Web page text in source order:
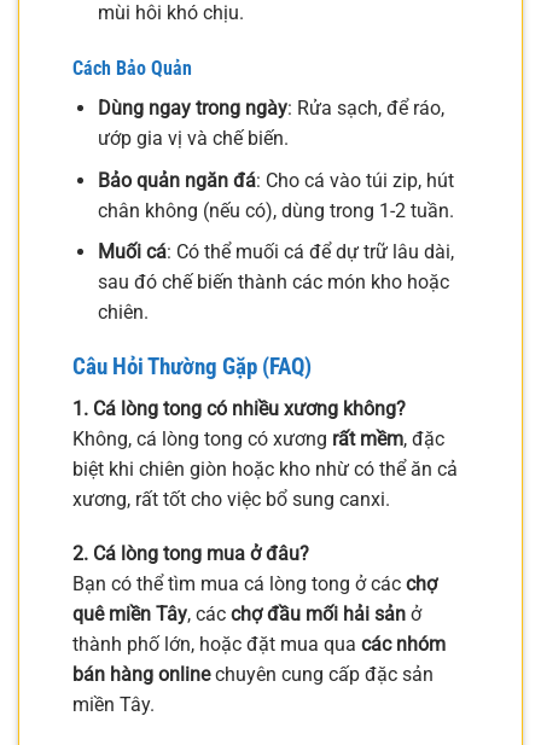
mùi hôi khó chịu.
Cách Bảo Quản
Dùng ngay trong ngày: Rửa sạch, để ráo,
ướp gia vị và chế biến.
Bảo quản ngăn đá: Cho cá vào túi zip, hút
chân không (nếu có), dùng trong 1-2 tuần.
Muối cá: Có thể muối cá để dự trữ lâu dài,
sau đó chế biến thành các món kho hoặc
chiên.
Câu Hỏi Thường Gặp (FAQ)
1. Cá lòng tong có nhiều xương không?
Không, cá lòng tong có xương rất mềm, đặc
biệt khi chiên giòn hoặc kho nhừ có thể ăn cả
xương, rất tốt cho việc bổ sung canxi.
2. Cá lòng tong mua ở đâu?
Bạn có thể tìm mua cá lòng tong ở các chợ
quê miền Tây, các chợ đầu mối hải sản ở
thành phố lớn, hoặc đặt mua qua các nhóm
bán hàng onlinechuyên cung cấp đặc sản
miền Tây.